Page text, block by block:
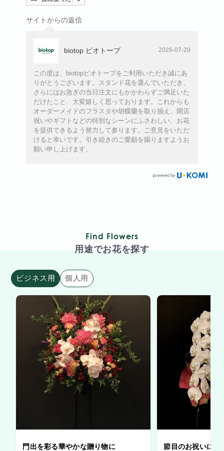
サイトからの返信
biotop ビオトープ 2026-07-29
この度は、biotopビオトープをご利用いただき誠にあ
りがとうございます。スタンド花を選んでいただき、
さらにはお急ぎの当日注文にもかかわらずご満足いた
だけたこと、大変嬉しく思っております。これからも
オーダーメイドのフラスタや胡蝶蘭を取り揃え、開店
祝いやギフトなどの特別なシーンにふさわしい、お花
を提供できるよう努力して参ります。ご意見をいただ
けると幸いです。引き続きのご愛顧を賜りますようお
願い申し上げます。
Find Flowers
用途でお花を探す
ビジネス用 個人用
門出を彩る華やかな贈り物に 節目のお祝いに、